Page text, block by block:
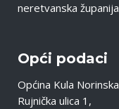
neretvanska županija
Opći podaci
Općina Kula Norinska
Rujnička ulica 1,